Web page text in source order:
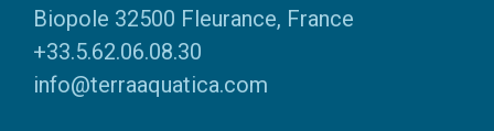
Biopole 32500 Fleurance, France
+33.5.62.06.08.30
info@terraaquatica.com